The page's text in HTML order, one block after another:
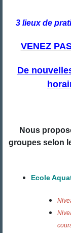
3 lieux de
VENEZ
De
Nous
groupes selon
Ecole